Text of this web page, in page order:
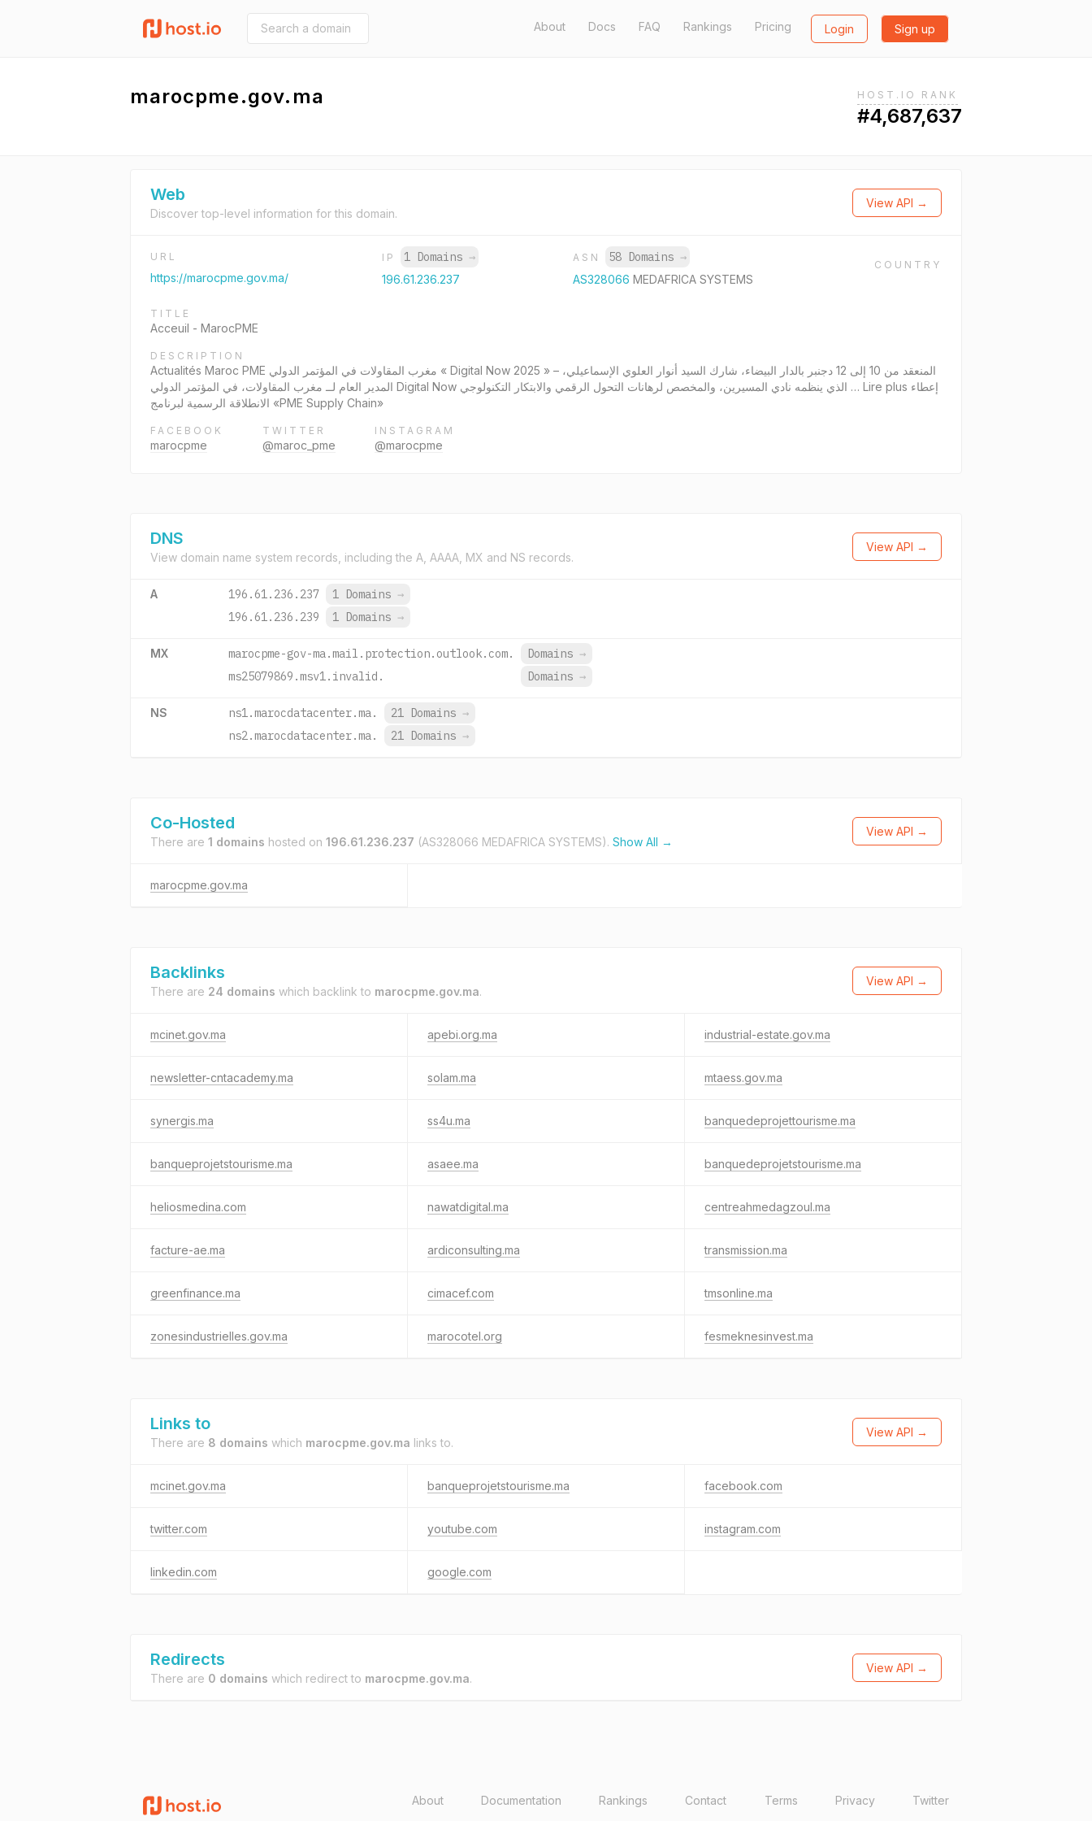
About Docs FAQ Rankings Pricing Login Sign up
marocpme.gov.ma HOST.IO RANK
#4,687,637
Web
Discover top-level information for this domain.
View API →
URL
https://marocpme.gov.ma/
IP 1 Domains →
196.61.236.237
ASN 58 Domains →
AS328066 MEDAFRICA SYSTEMS
COUNTRY
TITLE
Acceuil - MarocPME
DESCRIPTION
Actualités Maroc PME مغرب المقاولات في المؤتمر الدولي « Digital Now 2025 » – المنعقد من 10 إلى 12 دجنبر بالدار البيضاء، شارك السيد أنوار العلوي الإسماعيلي،
المدير العام لــ مغرب المقاولات، في المؤتمر الدولي Digital Now الذي ينظمه نادي المسيرين، والمخصص لرهانات التحول الرقمي والابتكار التكنولوجي … Lire plus إعطاء
الانطلاقة الرسمية لبرنامج «PME Supply Chain»
FACEBOOK
marocpme
TWITTER
@maroc_pme
INSTAGRAM
@marocpme
DNS
View domain name system records, including the A, AAAA, MX and NS records.
View API →
A 196.61.236.237 1 Domains →
196.61.236.239
1 Domains →
MX marocpme-gov-ma.mail.protection.outlook.com. Domains →
ms25079869.msv1.invalid.
Domains →
NS ns1.marocdatacenter.ma. 21 Domains →
ns2.marocdatacenter.ma.
21 Domains →
Co-Hosted
There are 1 domains hosted on 196.61.236.237 (AS328066 MEDAFRICA SYSTEMS). Show All →
View API →
marocpme.gov.ma
Backlinks
There are 24 domains which backlink to marocpme.gov.ma.
View API →
mcinet.gov.ma apebi.org.ma industrial-estate.gov.ma
newsletter-cntacademy.ma solam.ma mtaess.gov.ma
synergis.ma ss4u.ma banquedeprojettourisme.ma
banqueprojetstourisme.ma asaee.ma banquedeprojetstourisme.ma
heliosmedina.com nawatdigital.ma centreahmedagzoul.ma
facture-ae.ma ardiconsulting.ma transmission.ma
greenfinance.ma cimacef.com tmsonline.ma
zonesindustrielles.gov.ma marocotel.org fesmeknesinvest.ma
Links to
There are 8 domains which marocpme.gov.ma links to.
View API →
mcinet.gov.ma banqueprojetstourisme.ma facebook.com
twitter.com youtube.com instagram.com
linkedin.com google.com
Redirects
There are 0 domains which redirect to marocpme.gov.ma.
View API →
About Documentation Rankings Contact Terms Privacy Twitter